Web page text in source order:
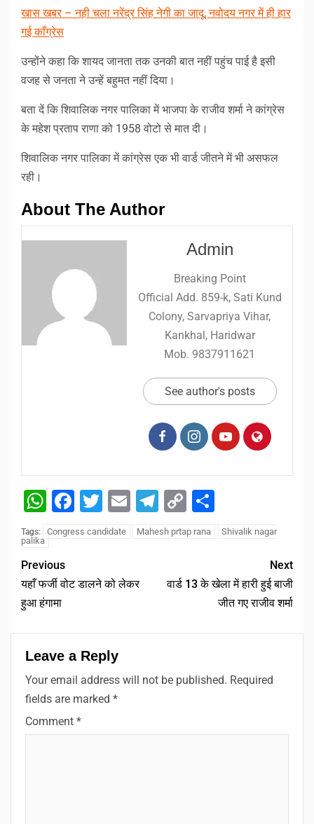
खास खबर – नही चला नरेंद्र सिंह नेगी का जादू, नवोदय नगर में ही हार
गई काँग्रेस
उन्होंने कहा कि शायद जानता तक उनकी बात नहीं पहुंच पाई है इसी
वजह से जनता ने उन्हें बहुमत नहीं दिया।
बता दें कि शिवालिक नगर पालिका में भाजपा के राजीव शर्मा ने कांग्रेस
के महेश प्रताप राणा को 1958 वोटो से मात दी।
शिवालिक नगर पालिका में कांग्रेस एक भी वार्ड जीतने में भी असफल
रही।
About The Author
Admin
Breaking Point
Official Add. 859-k, Sati Kund
Colony, Sarvapriya Vihar,
Kankhal, Haridwar
Mob. 9837911621
See author's posts
WhatsApp
Facebook
Twitter
EmailTelegram
Copy
Link
Tags: Congress candidate Mahesh prtap rana
Shivalik nagar
palika
Previous
यहाँ फर्जी वोट डालने को लेकर
हुआ हंगामा
Next
वार्ड 13 के खेला में हारी हुई बाजी
जीत गए राजीव शर्मा
Leave a Reply
Your email address will not be published. Required
fields are marked *
Comment *